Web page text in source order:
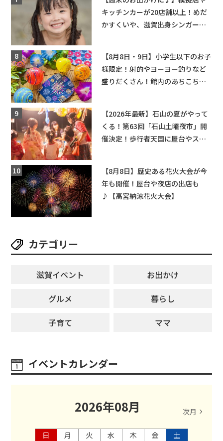
キッチンカーが20店舗以上！めだ
かすくいや、滋賀出身シンガーソ
【8月8日・9日】小学生以下のお子
様限定！射的やヨーヨー釣りなど
盛りだくさん！館内のあちこちに
【2026年最新】石山の夏がやって
くる！第63回「石山土曜夜市」開
催決定！歩行者天国に屋台やステ
【8月8日】歴史ある花火大会が今
年も開催！屋台や夜店の出店も
♪【高宮納涼花火大会】
カテゴリー
滋賀イベント
お出かけ
グルメ
暮らし
子育て
ママ
イベントカレンダー
2026年08月 次月
日 月 火 水 木 金
土